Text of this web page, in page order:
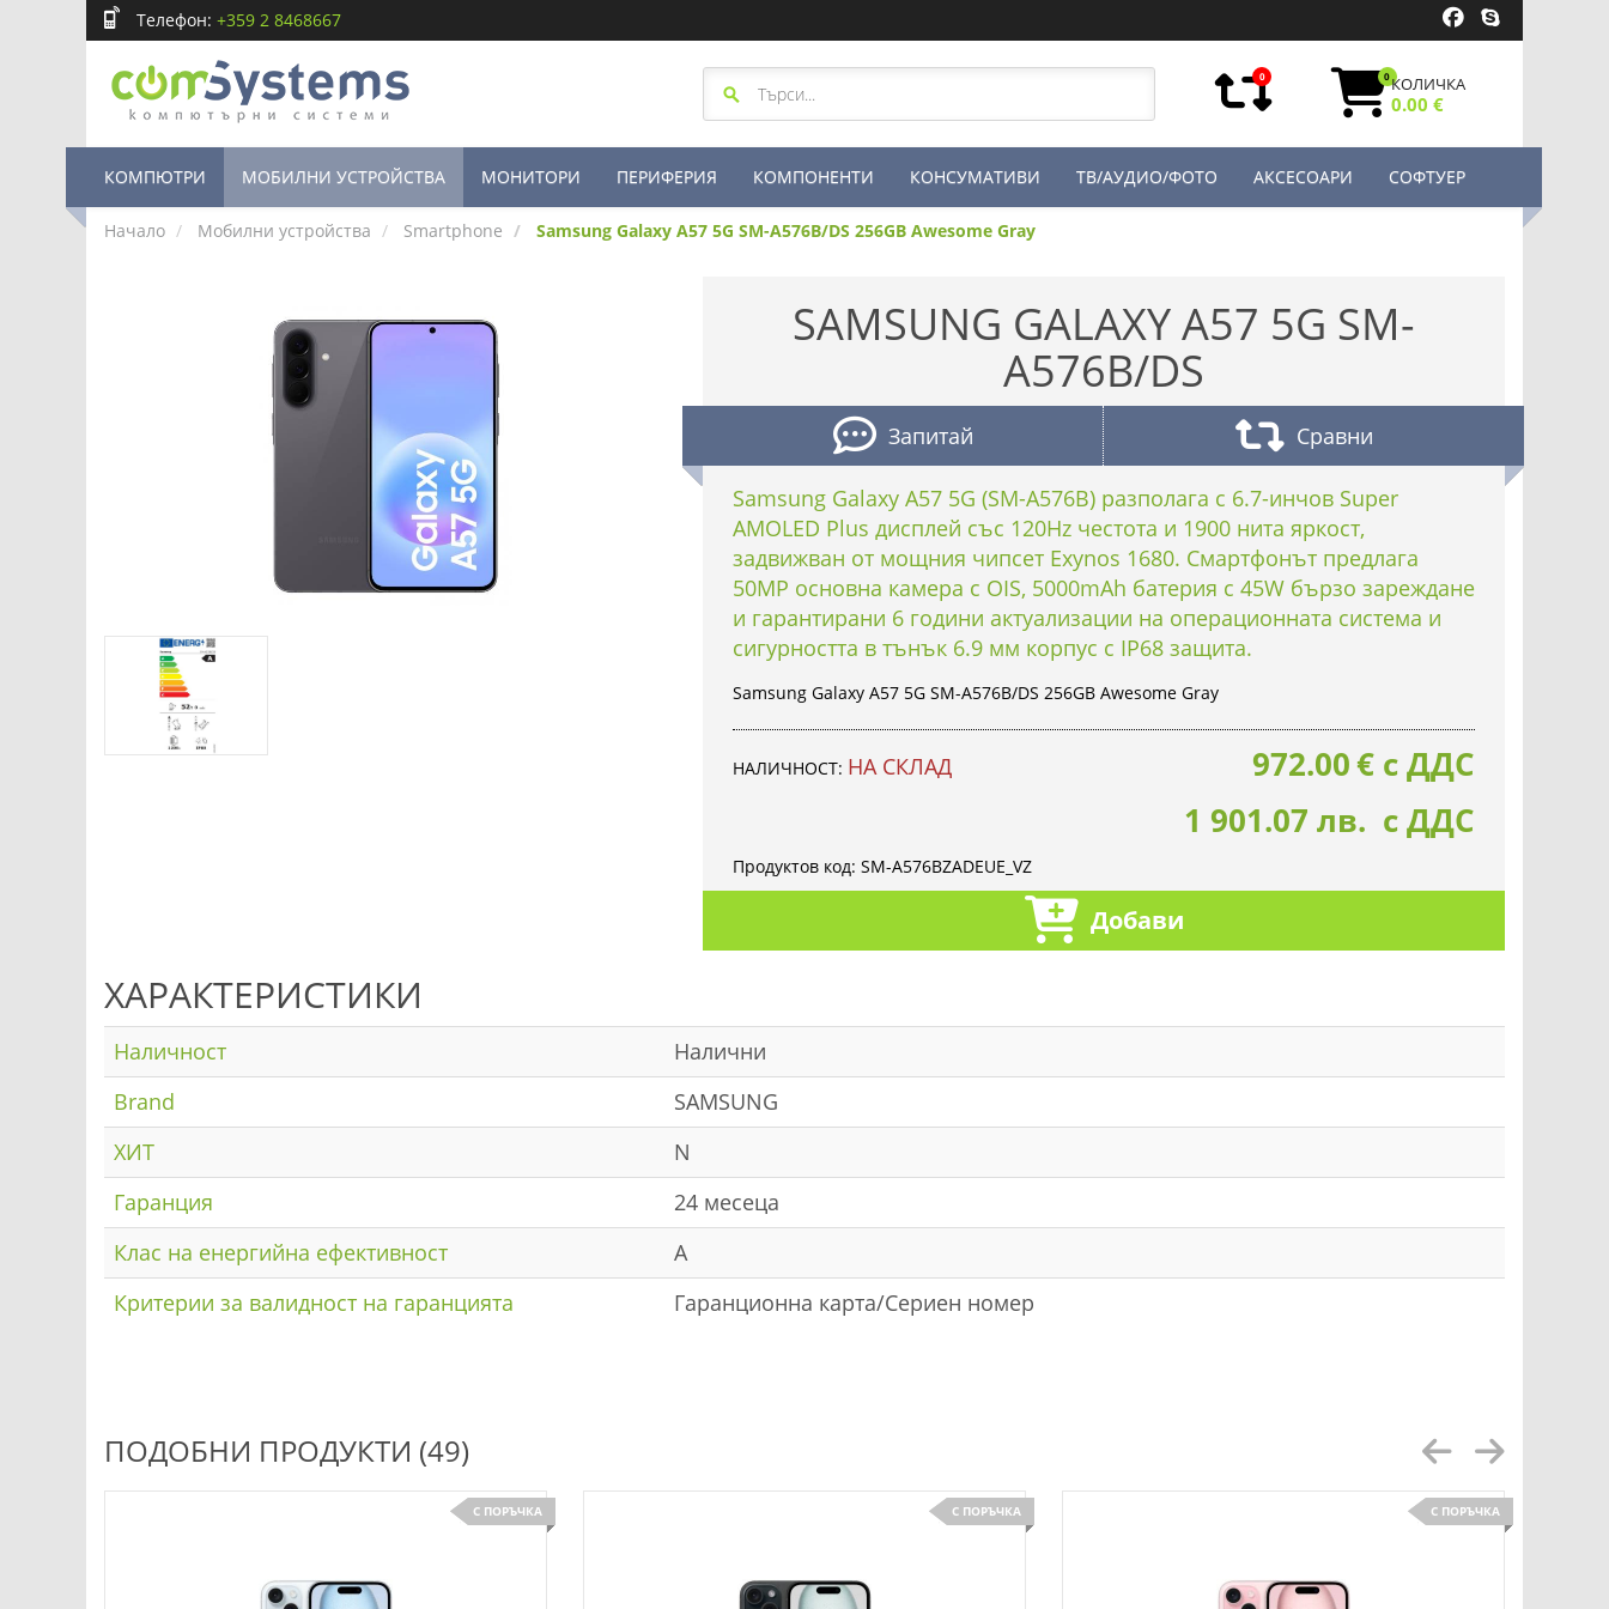
Телефон: +359 2 8468667
0 0КОЛИЧКА
0.00 €
КОМПЮТРИ МОБИЛНИ УСТРОЙСТВА МОНИТОРИ ПЕРИФЕРИЯ КОМПОНЕНТИ КОНСУМАТИВИ ТВ/АУДИО/ФОТО АКСЕСОАРИ СОФТУЕР
Начало Мобилни устройства Smartphone Samsung Galaxy A57 5G SM-A576B/DS 256GB Awesome Gray
SAMSUNG GALAXY A57 5G SM-
A576B/DS
Запитай Сравни
Samsung Galaxy A57 5G (SM-A576B) разполага с 6.7-инчов Super
AMOLED Plus дисплей със 120Hz честота и 1900 нита яркост,
задвижван от мощния чипсет Exynos 1680. Смартфонът предлага
50MP основна камера с OIS, 5000mAh батерия с 45W бързо зареждане
и гарантирани 6 години актуализации на операционната система и
сигурността в тънък 6.9 мм корпус с IP68 защита.
Samsung Galaxy A57 5G SM-A576B/DS 256GB Awesome Gray
НАЛИЧНОСТ: НА СКЛАД 972.00€ с ДДС
1 901.07 лв. с ДДС
Продуктов код: SM-A576BZADEUE_VZ
Добави
ХАРАКТЕРИСТИКИ
Наличност
Налични
Brand
SAMSUNG
ХИТ
N
Гаранция
24 месеца
Клас на енергийна ефективност
A
Критерии за валидност на гаранцията
Гаранционна карта/Сериен номер
ПОДОБНИ ПРОДУКТИ (49)
С ПОРЪЧКА С ПОРЪЧКА С ПОРЪЧКА